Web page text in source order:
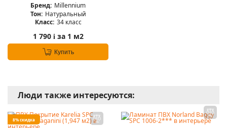
Бренд: Millennium
Тон: Натуральный
Класс: 34 класс
1 790 iза 1 м2
Купить
Люди также интересуются:
8% скидка